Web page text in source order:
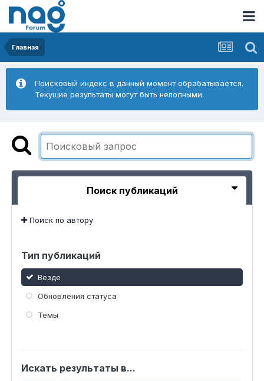
Главная
Поисковый индекс в данный момент обрабатывается.
Текущие результаты могут быть неполными.
Поиск публикаций
Поиск по автору
Тип публикаций
Везде
Обновления статуса
Темы
Искать результаты в...